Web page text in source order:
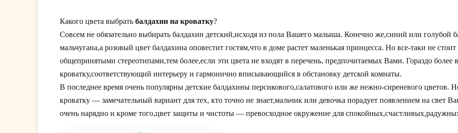
Какого цвета выбрать балдахин на кроватку?
Совсем не обязательно выбирать балдахин детский,исходя из пола Вашего малыша. Конечно же,синий или голубой
мальчугана,а розовый цвет балдахина оповестит гостям,что в доме растет маленькая принцесса. Но все-таки не
общепринятыми стереотипами,тем более,если эти цвета не входят в перечень, предпочитаемых Вами. Гораздо более
кроватку,соответствующий интерьеру и гармонично вписывающийся в обстановку детской комнаты.
В последнее время очень популярны детские балдахины персикового,салатового или же нежно-сиреневого
кроватку — замечательный вариант для тех, кто точно не знает,мальчик или девочка порадует появлением на свет
очень нарядно и кроме того,цвет защиты и чистоты — превосходное окружение для